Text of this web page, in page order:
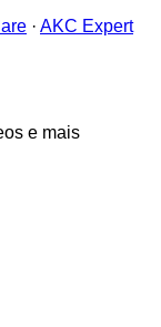
· AKC Expert
e mais